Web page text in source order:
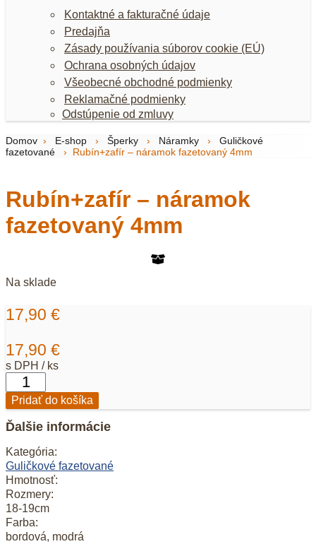
Kontaktné a fakturačné údaje
Predajňa
Zásady používania súborov cookie (EÚ)
Ochrana osobných údajov
Všeobecné obchodné podmienky
Reklamačné podmienky
Odstúpenie od zmluvy
Domov › E-shop › Šperky › Náramky ›
Guličkové
fazetované
› Rubín+zafír – náramok fazetovaný 4mm
Rubín+zafír – náramok
fazetovaný 4mm
Na sklade
17,90 €
17,90 €
s DPH / ks
množstvo
Rubín+zafír
fazetovaný
Pridať do košíka
Ďalšie informácie
Kategória:
Guličkové fazetované
Hmotnosť:
Rozmery:
18-19cm
Farba:
bordová, modrá